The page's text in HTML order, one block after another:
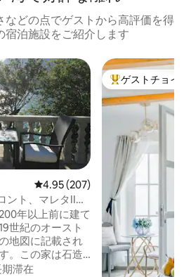
などの点でゲストから高評価を得
宿泊施設をご紹介します
レビュー207件、5つ星中4.95つ
4.95 (207)
ント、マレタIIと
年以上前に建て
世紀のオースト
地図に記載され
。この家は石造
物です。このア
滞在
大好評のゲスト
ゲストチョイス